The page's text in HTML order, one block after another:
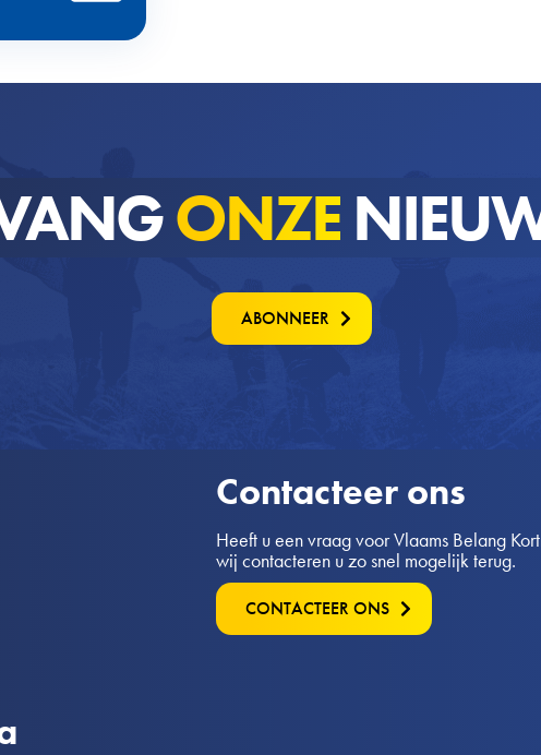
ONZE
ABONNEER
Contacteer ons
Heeft u een vraag voor Vlaams Belang
wij contacteren u zo snel mogelijk terug.
CONTACTEER ONS